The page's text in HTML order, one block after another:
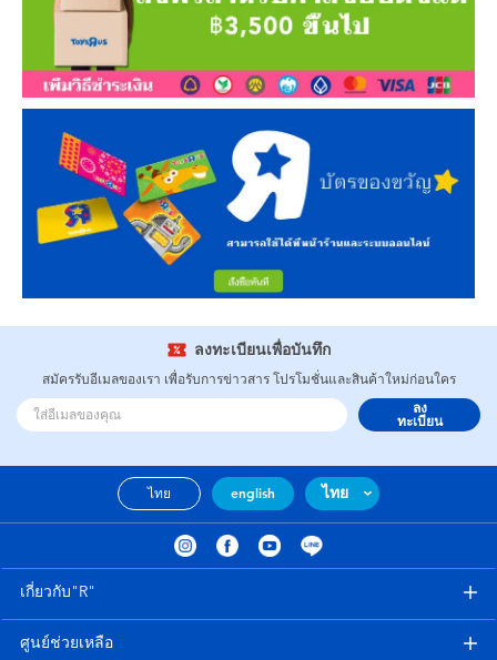
ลงทะเบียนเพื่อบันทึก
สมัครรับอีเมลของเรา เพื่อรับการข่าวสาร โปรโมชั่นและสินค้าใหม่ก่อนใคร
ลง
ทะเบียน
ไทย english ไทย
เกี่ยวกับ"R"
ศูนย์ช่วยเหลือ